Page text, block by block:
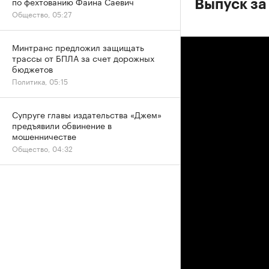
Выпуск
Общество, 05:27
Минтранс предложил защищать
трассы от БПЛА за счет дорожных
бюджетов
Политика, 05:15
Супруге главы издательства «Джем»
предъявили обвинение в
мошенничестве
Общество, 04:32